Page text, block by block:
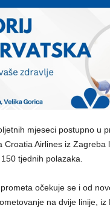
mjeseci postupno u
Croatia Airlines iz
tjednih polazaka.
očekuje se i od
na dvije linije,